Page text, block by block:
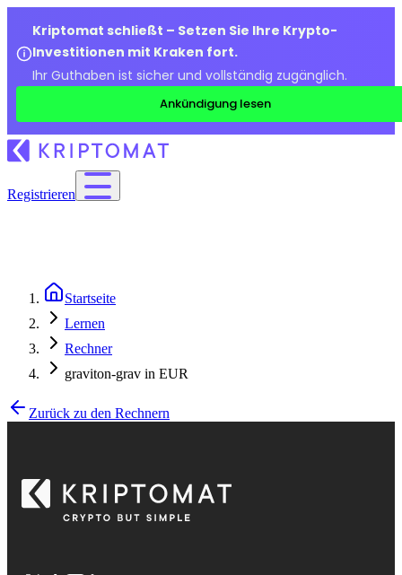
Kriptomat schließt – Setzen Sie Ihre Krypto-
Investitionen mit Kraken fort.
Ihr Guthaben ist sicher und vollständig zugänglich.
Ankündigung lesen
Registrieren
Startseite
Lernen
Rechner
graviton-grav in EUR
Zurück zu den Rechnern